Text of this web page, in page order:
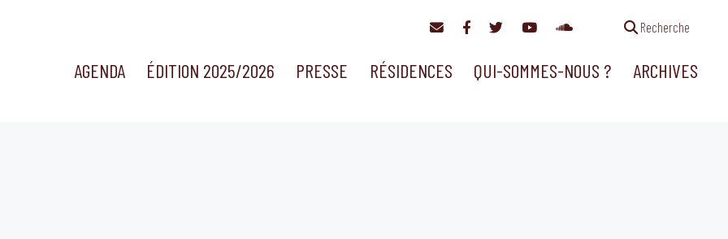
Recherche
AGENDA ÉDITION 2025/2026 PRESSE RÉSIDENCES QUI-SOMMES-NOUS ? ARCHIVES